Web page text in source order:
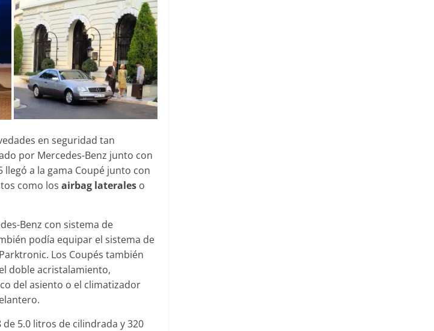
en seguridad tan
por Mercedes-Benz junto con
a la gama Coupé junto con
como los airbag laterales o
Benz con sistema de
podía equipar el sistema de
Los Coupés también
doble acristalamiento,
del asiento o el climatizador
5.0 litros de cilindrada y 320
31 de mayo de 2022 mospotter84